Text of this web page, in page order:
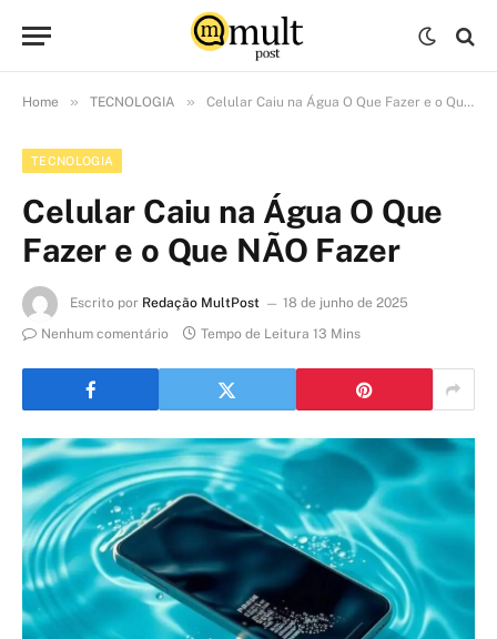
Home » TECNOLOGIA » Celular Caiu na Água O Que Fazer e o Que NÃO Fazer
TECNOLOGIA
Celular Caiu na Água O Que
Fazer e o Que NÃO Fazer
Escrito por Redação MultPost
18 de junho de 2025
Nenhum comentário
Tempo de Leitura 13 Mins